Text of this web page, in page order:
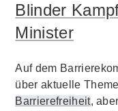
Blinder
Minister
Auf dem
über aktuelle
Barrierefreiheit,